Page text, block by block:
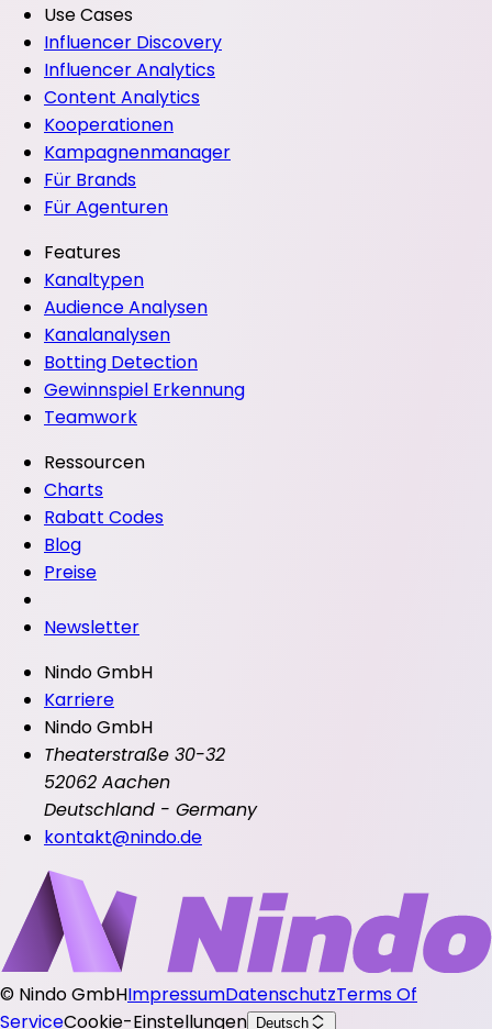
Use Cases
Influencer Discovery
Influencer Analytics
Content Analytics
Kooperationen
Kampagnenmanager
Für Brands
Für Agenturen
Features
Kanaltypen
Audience Analysen
Kanalanalysen
Botting Detection
Gewinnspiel Erkennung
Teamwork
Ressourcen
Charts
Rabatt Codes
Blog
Preise
Newsletter
Nindo GmbH
Karriere
Nindo GmbH
Theaterstraße 30-32
52062 Aachen
Deutschland - Germany
kontakt@nindo.de
© Nindo GmbHImpressumDatenschutzTerms Of
ServiceCookie-Einstellungen Deutsch